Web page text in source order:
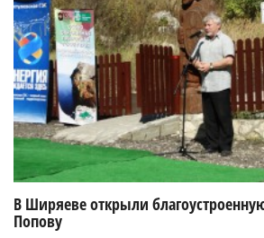
В Ширяеве открыли
Попову